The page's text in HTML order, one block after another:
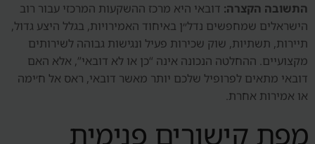
התשובה הקצרה: דובאי היא מרכז ההשקעות המרכזי עבור רוב
הישראלים שמחפשים נדל״ן באיחוד האמירויות, בגלל היצע גדול,
תיירות, תשתיות, שוק שכירות פעיל ונגישות גבוהה לשירותים
מקצועיים. ההחלטה הנכונה אינה “כן או לא דובאי”, אלא האם
דובאי מתאים לפרופיל שלכם יותר מאשר דובאי, ראס אל ח׳ימה
או אמירות אחרת.
מפת קישורים פנימית